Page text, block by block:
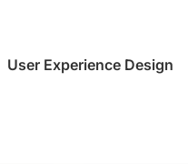
User Experience Design